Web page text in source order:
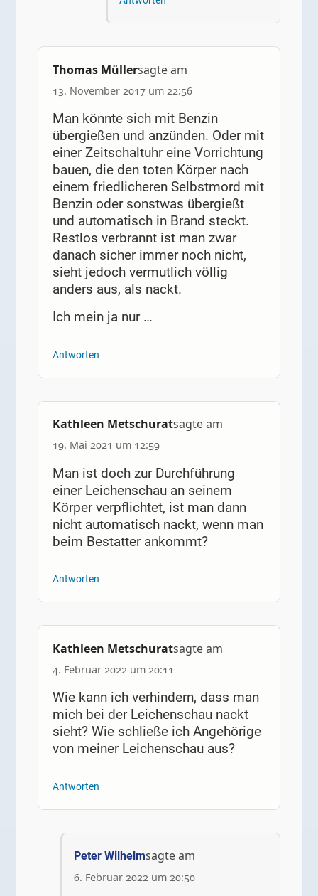
Thomas Müllersagte am
13. November 2017 um 22:56
Man könnte sich mit Benzin
übergießen und anzünden. Oder mit
einer Zeitschaltuhr eine Vorrichtung
bauen, die den toten Körper nach
einem friedlicheren Selbstmord mit
Benzin oder sonstwas übergießt
und automatisch in Brand steckt.
Restlos verbrannt ist man zwar
danach sicher immer noch nicht,
sieht jedoch vermutlich völlig
anders aus, als nackt.
Ich mein ja nur …
Antworten
Kathleen Metschuratsagte am
19. Mai 2021 um 12:59
Man ist doch zur Durchführung
einer Leichenschau an seinem
Körper verpflichtet, ist man dann
nicht automatisch nackt, wenn man
beim Bestatter ankommt?
Antworten
Kathleen Metschuratsagte am
4. Februar 2022 um 20:11
Wie kann ich verhindern, dass man
mich bei der Leichenschau nackt
sieht? Wie schließe ich Angehörige
von meiner Leichenschau aus?
Antworten
Peter Wilhelmsagte am
6. Februar 2022 um 20:50